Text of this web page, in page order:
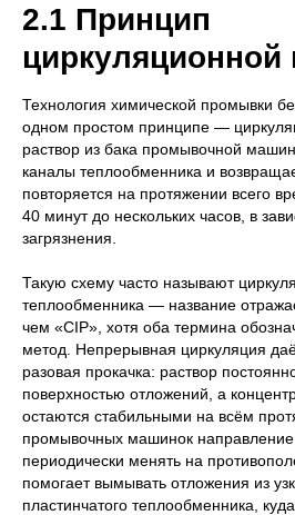
2.1 Принцип
Технология химической промывки
одном простом принципе —
раствор из бака промывочной
каналы теплообменника и
повторяется на протяжении всего
40 минут до нескольких часов, в
загрязнения.
Такую схему часто называют
теплообменника — название
чем «CIP», хотя оба термина
метод. Непрерывная циркуляция
разовая прокачка: раствор
поверхностью отложений, а
остаются стабильными на всём
промывочных машинок
периодически менять на
помогает вымывать отложения из
пластинчатого теплообменника,